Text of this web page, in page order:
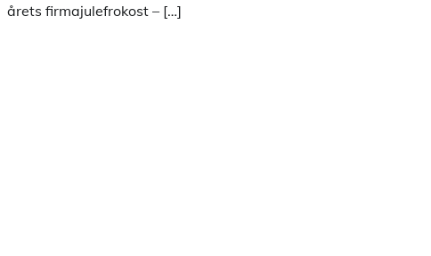
årets firmajulefrokost – […]